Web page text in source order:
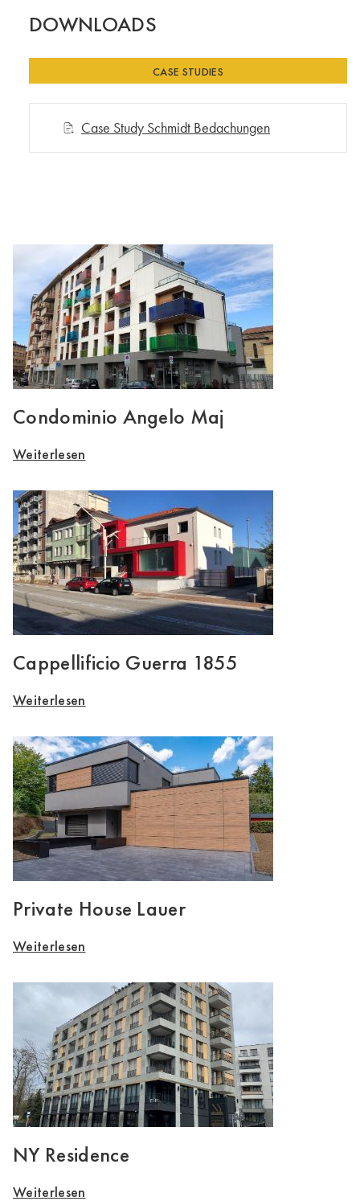
DOWNLOADS
CASE STUDIES
Case Study Schmidt Bedachungen
Condominio Angelo Maj
Weiterlesen
Cappellificio Guerra 1855
Weiterlesen
Private House Lauer
Weiterlesen
NY Residence
Weiterlesen